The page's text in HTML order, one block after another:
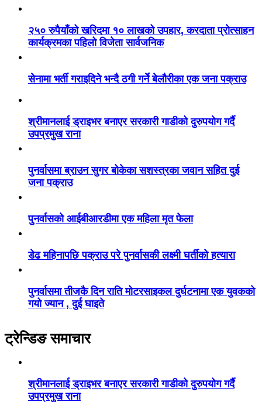
२५० रुपैयाँको खरिदमा १० लाखको उपहार, करदाता प्रोत्साहन
कार्यक्रमका पहिलो विजेता सार्वजनिक
सेनामा भर्ती गराइदिने भन्दै ठगी गर्ने बेलौरीका एक जना पक्राउ
श्रीमानलाई ड्राइभर बनाएर सरकारी गाडीको दुरुपयोग गर्दै
उपप्रमुख राना
पुनर्वासमा ब्राउन सुगर बोकेका सशस्त्रका जवान सहित दुई
जना पक्राउ
पुनर्वासको आईबीआरडीमा एक महिला मृत फेला
डेढ महिनापछि पक्राउ परे पुनर्वासकी लक्ष्मी घर्तीको हत्यारा
पुनर्वासमा तीजकै दिन राति मोटरसाइकल दुर्घटनामा एक युवकको
गयो ज्यान , दुई घाइते
ट्रेन्डिङ समाचार
श्रीमानलाई ड्राइभर बनाएर सरकारी गाडीको दुरुपयोग गर्दै
उपप्रमुख राना